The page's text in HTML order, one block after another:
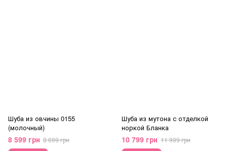
Шуба из овчины 0155
(молочный)
8 599 грн 8 699 грн
Шуба из мутона с отделкой
норкой Бланка
10 799 грн 11 999 грн